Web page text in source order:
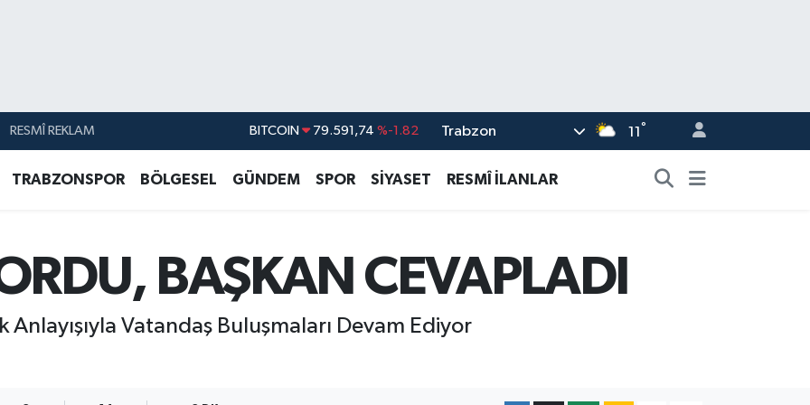
RESMÎ REKLAM DOLAR 45,43620 %0.02
BİST100 14.598,00 %0
BITCOIN 79.591,74 %-1.82
Trabzon 11 °
TRABZONSPOR BÖLGESEL GÜNDEM SPOR SİYASET RESMÎ İLANLAR
BAŞKAN CEVAPLADI
Vatandaş Buluşmaları Devam Ediyor